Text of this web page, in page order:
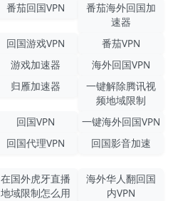
番茄回国VPN
番茄海外回国加
速器
回国游戏VPN
番茄VPN
游戏加速器
海外回国VPN
归雁加速器
一键解除腾讯视
频地域限制
回国VPN
一键海外回国VPN
回国代理VPN 回国影音加速
在国外虎牙直播
地域限制怎么用
海外华人翻回国
内VPN